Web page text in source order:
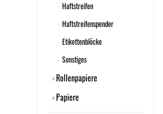
Haftstreifen
Haftstreifenspender
Etikettenblöcke
Sonstiges
Rollenpapiere
Papiere